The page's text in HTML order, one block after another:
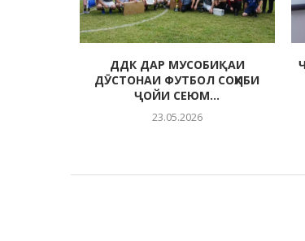
ДДК ДАР МУСОБИҚАИ
ДӮСТОНАИ ФУТБОЛ СОҲИБИ
ҶОЙИ СЕЮМ...
23.05.2026